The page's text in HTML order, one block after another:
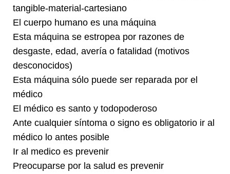
tangible-material-cartesiano
El cuerpo humano es una máquina
Esta máquina se estropea por razones de
desgaste, edad, avería o fatalidad (motivos
desconocidos)
Esta máquina sólo puede ser reparada por el
médico
El médico es santo y todopoderoso
Ante cualquier síntoma o signo es obligatorio ir al
médico lo antes posible
Ir al medico es prevenir
Preocuparse por la salud es prevenir